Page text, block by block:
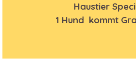
Haustier
1 Hund kommt